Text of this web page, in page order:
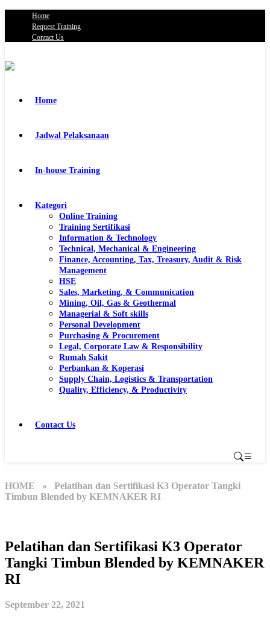
Home
Request Training
Contact Us
Home
Jadwal Pelaksanaan
In-house Training
Kategori
Online Training
Training Sertifikasi
Information & Technology
Technical, Mechanical & Engineering
Finance, Accounting, Tax, Treasury, Audit & Risk
Management
HSE
Sales, Marketing, & Communication
Mining, Oil, Gas & Geothermal
Managerial & Soft skills
Personal Development
Purchasing & Procurement
Legal, Corporate Law & Responsibility
Rumah Sakit
Perbankan & Koperasi
Supply Chain, Logistics & Transportation
Quality, Efficiency, & Productivity
Contact Us
HOME » Pelatihan dan Sertifikasi K3 Operator Tangki
Timbun Blended by KEMNAKER RI
Pelatihan dan Sertifikasi K3 Operator
Tangki Timbun Blended by KEMNAKER
RI
September 22, 2021